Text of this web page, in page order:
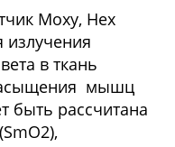
Moxy, Hex
излучения
в ткань
мышц
быть рассчитана